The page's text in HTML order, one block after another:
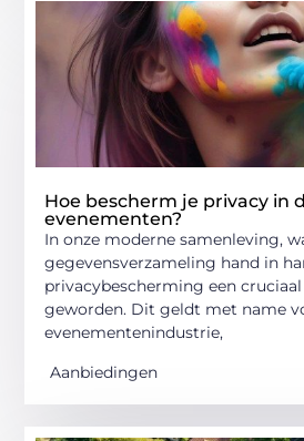
Hoe bescherm je privacy in
evenementen?
In onze moderne samenleving,
gegevensverzameling hand in
privacybescherming een
geworden. Dit geldt met name
evenementenindustrie,
Aanbiedingen